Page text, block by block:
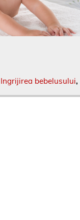
Ingrijirea bebelusului,